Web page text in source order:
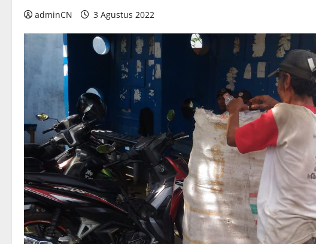
adminCN 3 Agustus 2022